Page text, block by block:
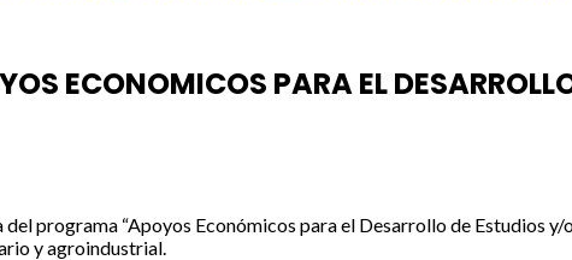
ECONOMICOS PARA EL
programa “Apoyos Económicos para el Desarrollo de Estudios
y agroindustrial.